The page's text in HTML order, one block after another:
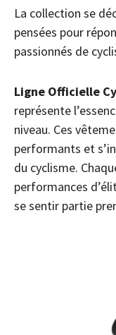
La collection se
pensées pour
passionnés de
Ligne Officielle
représente
niveau. Ces
performants et
du cyclisme.
performances
se sentir partie